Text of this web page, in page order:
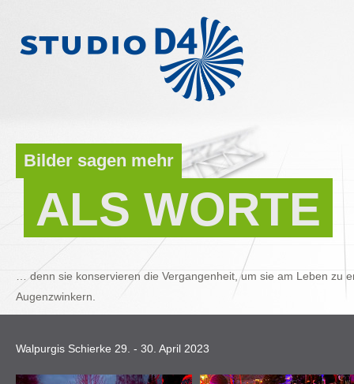
Bilder sagen mehr
ALS WORTE
… denn sie konservieren die Vergangenheit, um sie am Leben
Augenzwinkern.
Walpurgis Schierke 29. - 30. April 2023